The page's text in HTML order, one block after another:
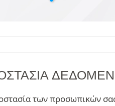
των προσωπικών